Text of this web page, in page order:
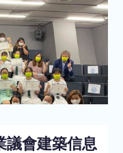
議會建築信息